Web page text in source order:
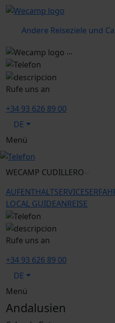
Andere Reiseziele und
...
Rufe uns an
+34 93 626 89 00
DE
Menü
WECAMP CUDILLERO
AUFENTHALTSERVICES
LOCAL GUIDEANREISE
Rufe uns an
+34 93 626 89 00
DE
Menü
Andalusien